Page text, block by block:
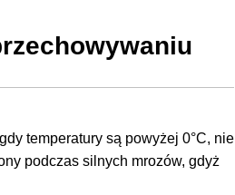
temperatury są powyżej 0°C, nie
podczas silnych mrozów, gdyż